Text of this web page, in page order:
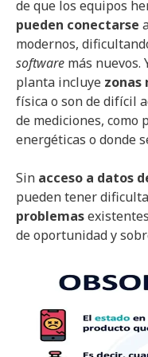
de que los equipos
pueden conectarse
modernos,
software más nuevos.
planta incluye zonas
física o son de difícil
de mediciones, como
energéticas o donde
Sin acceso a datos
pueden tener
problemas
de oportunidad y